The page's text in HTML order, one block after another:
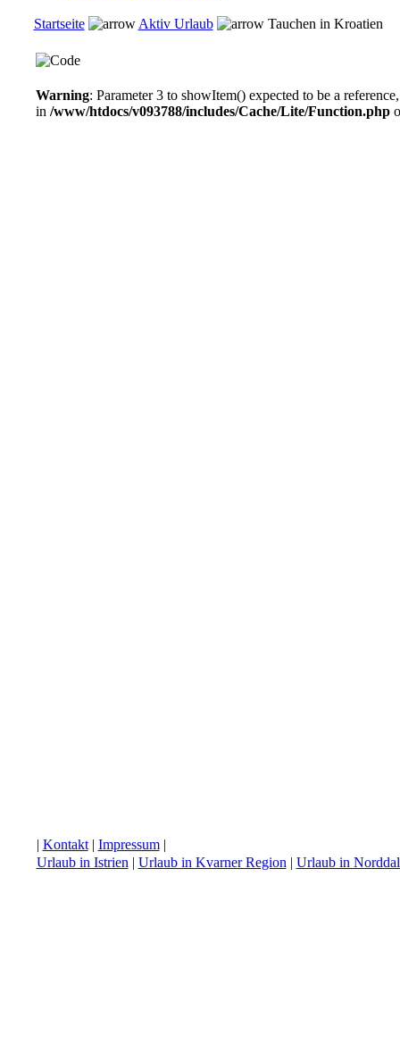
Startseite Aktiv Urlaub Tauchen in Kroatien
Warning: Parameter 3 to showItem() expected to be a
in /www/htdocs/v093788/includes/Cache/Lite/Function.php
| Kontakt| Impressum|
Urlaub in Istrien | Urlaub in Kvarner Region | Urlaub in